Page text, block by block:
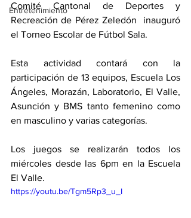
Entretenimiento
Comité Cantonal de Deportes y
Recreación de Pérez Zeledón  inauguró
el Torneo Escolar de Fútbol Sala.
Esta actividad contará con la
participación de 13 equipos, Escuela Los
Ángeles, Morazán, Laboratorio, El Valle,
Asunción y BMS tanto femenino como
en masculino y varias categorías.
Los juegos se realizarán todos los
miércoles desde las 6pm en la Escuela
El Valle.
https://youtu.be/Tgm5Rp3_u_I